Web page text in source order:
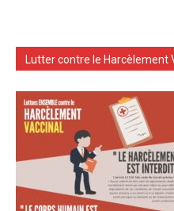
Lutter contre le Harcèlement